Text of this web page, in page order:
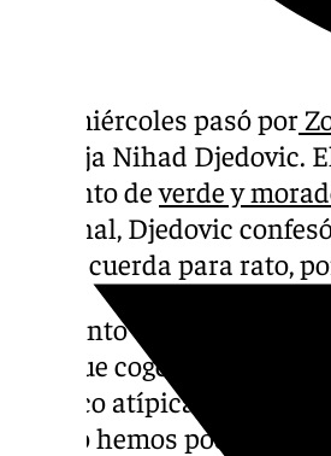
Este miércoles pasó por
Unicaja Nihad Djedovic.
conjunto deverde y
personal, Djedovic
queda cuerda para rato,
Momento de forma.
Hay que coger un poco
un poco atípica. Hay que
que no hemos podido”.